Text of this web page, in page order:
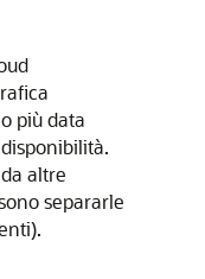
più data
altre
separarle